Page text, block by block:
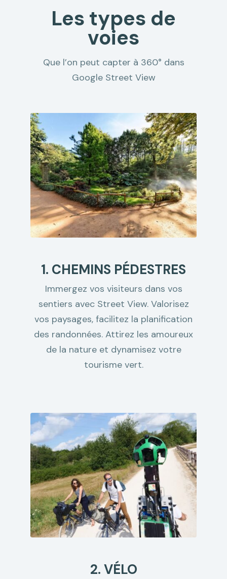
Les types de
voies
Que l’on peut capter à 360° dans
Google Street View
1. CHEMINS PÉDESTRES
Immergez vos visiteurs dans vos
sentiers avec Street View. Valorisez
vos paysages, facilitez la planification
des randonnées. Attirez les amoureux
de la nature et dynamisez votre
tourisme vert.
2. VÉLO